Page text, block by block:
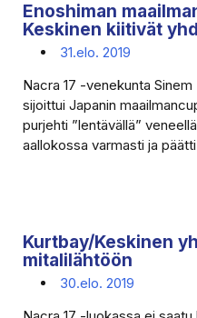
Enoshiman
Keskinen kiitivät
31.elo. 2019
Nacra 17 -venekunta
sijoittui Japanin
purjehti ”lentävällä”
aallokossa varmasti ja
Kurtbay/Keskinen
mitalilähtöön
30.elo. 2019